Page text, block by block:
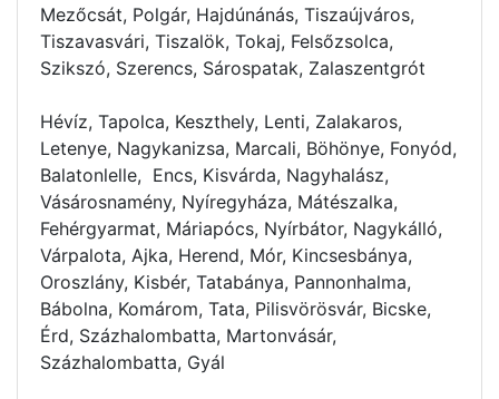
Mezőcsát, Polgár, Hajdúnánás, Tiszaújváros,
Tiszavasvári, Tiszalök, Tokaj, Felsőzsolca,
Szikszó, Szerencs, Sárospatak, Zalaszentgrót
Hévíz, Tapolca, Keszthely, Lenti, Zalakaros,
Letenye, Nagykanizsa, Marcali, Böhönye, Fonyód,
Balatonlelle, Encs, Kisvárda, Nagyhalász,
Vásárosnamény, Nyíregyháza, Mátészalka,
Fehérgyarmat, Máriapócs, Nyírbátor, Nagykálló,
Várpalota, Ajka, Herend, Mór, Kincsesbánya,
Oroszlány, Kisbér, Tatabánya, Pannonhalma,
Bábolna, Komárom, Tata, Pilisvörösvár, Bicske,
Érd, Százhalombatta, Martonvásár,
Százhalombatta, Gyál